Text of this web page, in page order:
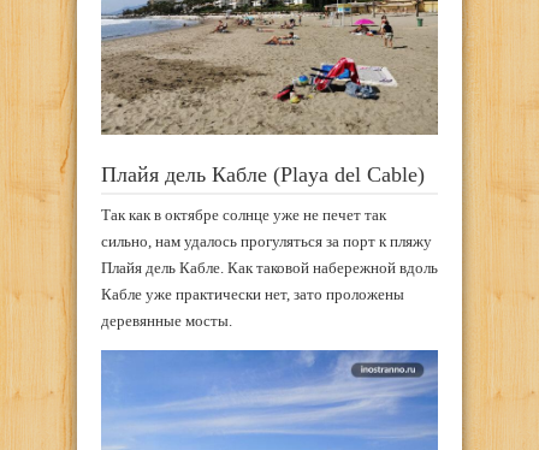
Плайя дель Кабле (Playa del Cable)
Так как в октябре солнце уже не печет так
сильно, нам удалось прогуляться за порт к пляжу
Плайя дель Кабле. Как таковой набережной вдоль
Кабле уже практически нет, зато проложены
деревянные мосты.